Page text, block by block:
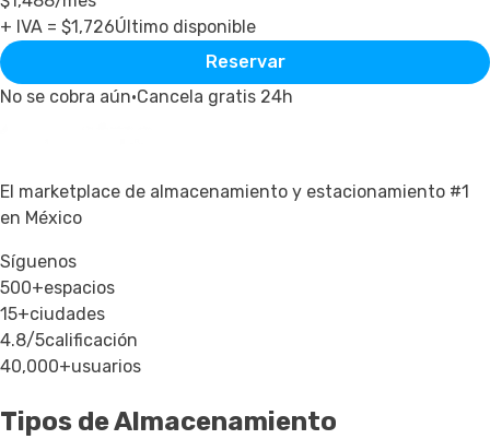
+ IVA = $1,726Último disponible
Reservar
No se cobra aún·Cancela gratis 24h
El marketplace de almacenamiento y estacionamiento #1
en México
Síguenos
500+espacios
15+ciudades
4.8/5calificación
40,000+usuarios
Tipos de Almacenamiento